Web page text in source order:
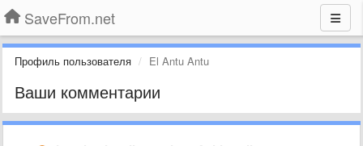
SaveFrom.net
Профиль пользователя El Antu Antu
Ваши комментарии